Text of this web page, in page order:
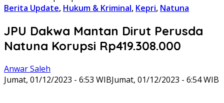
Berita Update, Hukum & Kriminal, Kepri, Natuna
JPU Dakwa Mantan Dirut Perusda
Natuna Korupsi Rp419.308.000
Anwar Saleh
Jumat, 01/12/2023 - 6:53 WIBJumat, 01/12/2023 - 6:54 WIB